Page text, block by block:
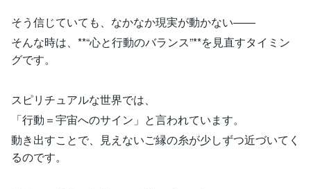
そう信じていても、なかなか現実が動かない——
そんな時は、**“心と行動のバランス”**を見直すタイミン
グです。
スピリチュアルな世界では、
「行動＝宇宙へのサイン」と言われています。
動き出すことで、見えないご縁の糸が少しずつ近づいてく
るのです。